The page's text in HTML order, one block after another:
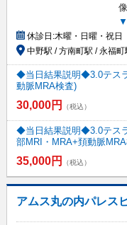
▼
休診日:木曜・日曜・祝日
中野駅 / 方南町駅 / 永福
◆当日結果説明◆3.0テス
動脈MRA検査)
30,000円 （税込）
◆当日結果説明◆3.0テス
部MRI・MRA+頚動脈
35,000円 （税込）
アムス丸の内パレス